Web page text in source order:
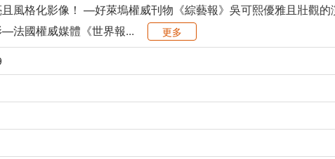
風格化影像！ —好萊塢權威刊物《綜藝報》吳可熙優雅且壯觀
法國權威媒體《世界報...
更多